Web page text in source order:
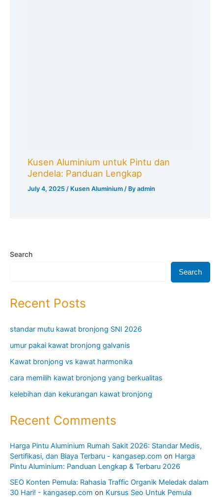
Kusen Aluminium untuk Pintu dan
Jendela: Panduan Lengkap
July 4, 2025/ Kusen Aluminium / Byadmin
Search
Search
Recent Posts
standar mutu kawat bronjong SNI 2026
umur pakai kawat bronjong galvanis
Kawat bronjong vs kawat harmonika
cara memilih kawat bronjong yang berkualitas
kelebihan dan kekurangan kawat bronjong
Recent Comments
Harga Pintu Aluminium Rumah Sakit 2026: Standar Medis,
Sertifikasi, dan Biaya Terbaru - kangasep.com on Harga
Pintu Aluminium: Panduan Lengkap & Terbaru 2026
SEO Konten Pemula: Rahasia Traffic Organik Meledak dalam
30 Hari! - kangasep.com on Kursus Seo Untuk Pemula